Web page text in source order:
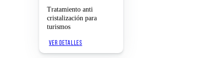
Tratamiento anti
cristalización para
turismos
VER DETALLES